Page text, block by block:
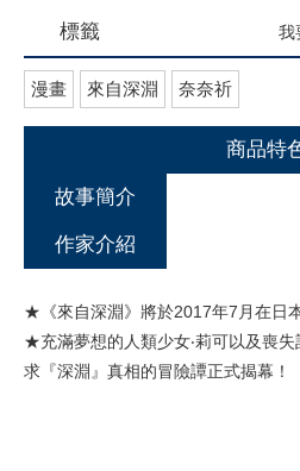
標籤 我
漫畫 來自深淵 奈奈祈
商品特
故事簡介
作家介紹
★《來自深淵》將於2017年7月在日
★充滿夢想的人類少女‧莉可以及喪失
求『深淵』真相的冒險譚正式揭幕！